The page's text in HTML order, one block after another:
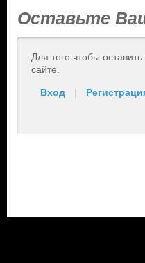
Оставьте
Для того чтобы
сайте.
Вход |